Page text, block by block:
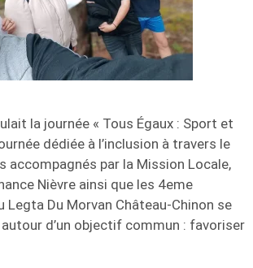
la journée « Tous Égaux : Sport et
dédiée à l’inclusion à travers le
accompagnés par la Mission Locale,
Nièvre ainsi que les 4eme
Legta Du Morvan Château-Chinon se
d’un objectif commun : favoriser